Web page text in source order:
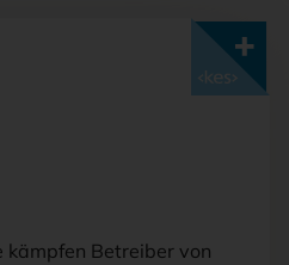
kämpfen Betreiber von